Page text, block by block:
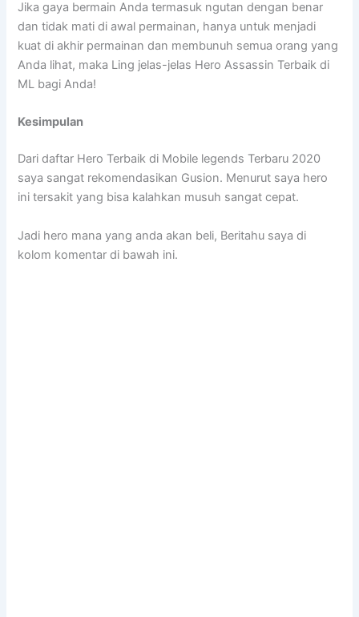
Jika gaya bermain Anda termasuk ngutan dengan benar
dan tidak mati di awal permainan, hanya untuk menjadi
kuat di akhir permainan dan membunuh semua orang yang
Anda lihat, maka Ling jelas-jelas Hero Assassin Terbaik di
ML bagi Anda!
Kesimpulan
Dari daftar Hero Terbaik di Mobile legends Terbaru 2020
saya sangat rekomendasikan Gusion. Menurut saya hero
ini tersakit yang bisa kalahkan musuh sangat cepat.
Jadi hero mana yang anda akan beli, Beritahu saya di
kolom komentar di bawah ini.